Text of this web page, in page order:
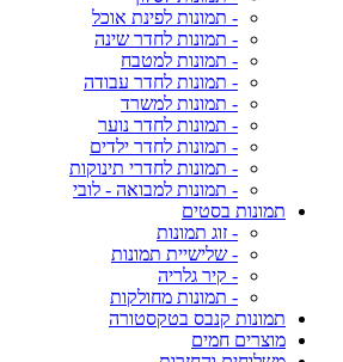
- תמונות לפינת אוכל
- תמונות לחדר שינה
- תמונות למטבח
- תמונות לחדר עבודה
- תמונות למשרד
- תמונות לחדר נוער
- תמונות לחדר ילדים
- תמונות לחדרי תינוקות
- תמונות למבואה - לובי
תמונות בסטים
- זוג תמונות
- שלישיית תמונות
- קיר גלריה
- תמונות מחולקות
תמונות קנבס בטקסטורה
מוצרים חמים